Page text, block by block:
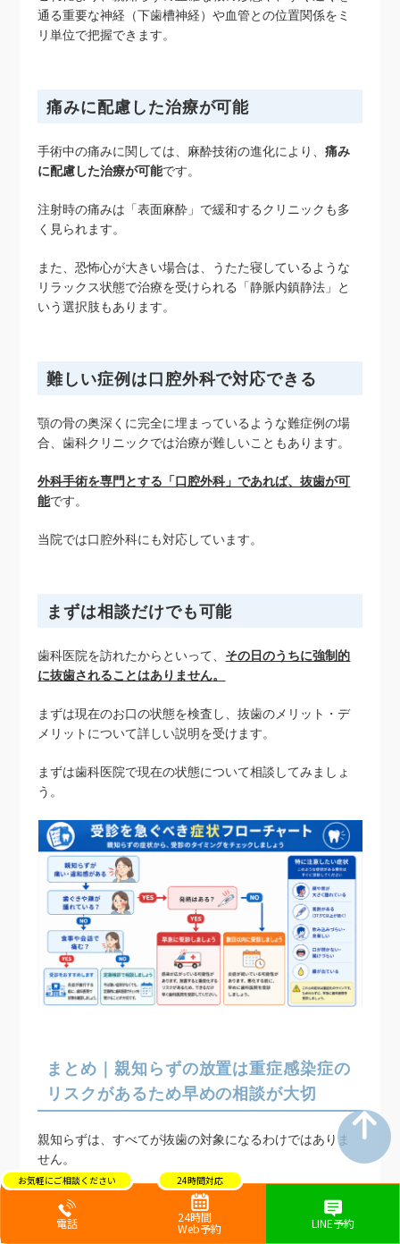
電話 24時間
Web予約 LINE予約
通る重要な神経（下歯槽神経）や血管との位置関係をミ
リ単位で把握できます。
痛みに配慮した治療が可能
手術中の痛みに関しては、麻酔技術の進化により、痛み
に配慮した治療が可能です。
注射時の痛みは「表面麻酔」で緩和するクリニックも多
く見られます。
また、恐怖心が大きい場合は、うたた寝しているような
リラックス状態で治療を受けられる「静脈内鎮静法」と
いう選択肢もあります。
難しい症例は口腔外科で対応できる
顎の骨の奥深くに完全に埋まっているような難症例の場
合、歯科クリニックでは治療が難しいこともあります。
外科手術を専門とする「口腔外科」であれば、抜歯が可
能です。
当院では口腔外科にも対応しています。
まずは相談だけでも可能
歯科医院を訪れたからといって、 その日のうちに強制的
に抜歯されることはありません。
まずは現在のお口の状態を検査し、抜歯のメリット・デ
メリットについて詳しい説明を受けます。
まずは歯科医院で現在の状態について相談してみましょ
う。
まとめ｜親知らずの放置は重症感染症の
リスクがあるため早めの相談が大切
親知らずは、すべてが抜歯の対象になるわけではありま
せん。
一方で、見た目では問題がなくても、レントゲンやCT検
査によって炎症や虫歯が見つかるケースもあります。